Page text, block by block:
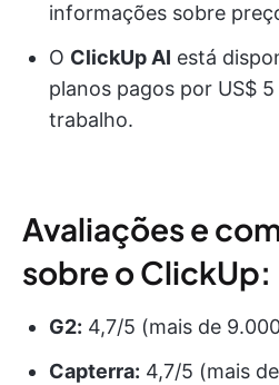
informações sobre
O ClickUp AI está
planos pagos por US$
trabalho.
Avaliações e
sobre o ClickUp:
G2: 4,7/5 (mais de
Capterra: 4,7/5 (mais